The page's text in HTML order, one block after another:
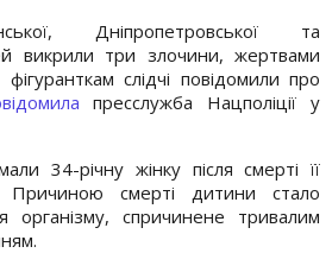
Дніпропетровської та
викрили три злочини, жертвами
слідчі повідомили про
пресслужба Нацполіції у
34-річну жінку після смерті її
Причиною смерті дитини стало
організму, спричинене тривалим